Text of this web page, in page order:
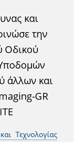
και
την
Οδικού
άλλων και
GR
Τεχνολογίας